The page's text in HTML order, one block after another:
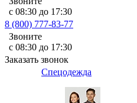
с 08:30 до 17:30
8 (800) 777-83-77
Звоните
с 08:30 до 17:30
Заказать звонок
Спецодежда